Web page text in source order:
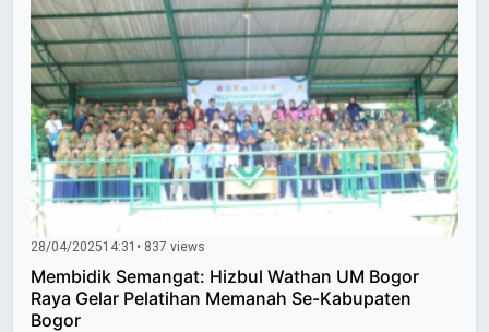
28/04/202514:31 • 837 views
Membidik Semangat: Hizbul Wathan UM Bogor
Raya Gelar Pelatihan Memanah Se-Kabupaten
Bogor